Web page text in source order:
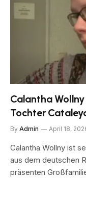
Calantha
Tochter
By Admin April 18,
Calantha Wollny ist
aus dem deutschen
präsenten